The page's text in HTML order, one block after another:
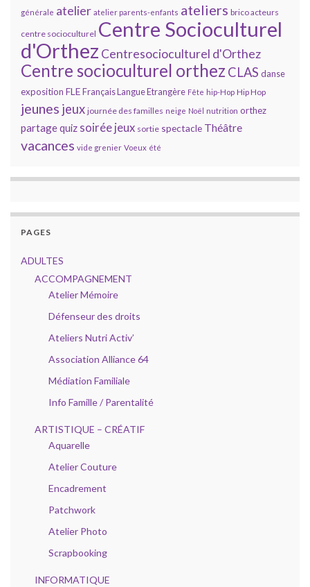
générale atelier atelier parents-enfants ateliers brico acteurs
centre socioculturel Centre Socioculturel
d'Orthez Centresocioculturel d'Orthez
Centre socioculturel orthez CLAS danse
exposition FLE Français Langue Etrangère Fête hip-Hop Hip Hop
jeunes jeux journée des familles neige Noël nutrition orthez
partagequiz soirée jeux sortie spectacle Théâtre
vacances vide grenier Voeux été
PAGES
ADULTES
ACCOMPAGNEMENT
Atelier Mémoire
Défenseur des droits
Ateliers Nutri Activ’
Association Alliance 64
Médiation Familiale
Info Famille / Parentalité
ARTISTIQUE – CRÉATIF
Aquarelle
Atelier Couture
Encadrement
Patchwork
Atelier Photo
Scrapbooking
INFORMATIQUE